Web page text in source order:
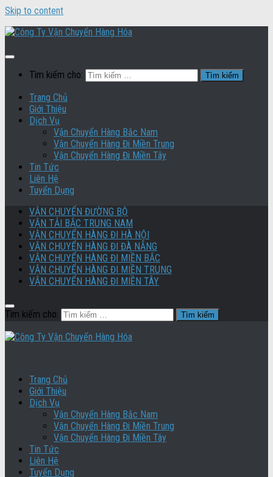
Skip to content
Tìm kiếm cho:
Trang Chủ
Giới Thiệu
Dịch Vụ
Vận Chuyển Hàng Bắc Nam
Vận Chuyển Hàng Đi Miền Trung
Vận Chuyển Hàng Đi Miền Tây
Tin Tức
Liên Hệ
Tuyển Dụng
VẬN CHUYỂN ĐƯỜNG BỘ
VẬN TẢI BẮC TRUNG NAM
VẬN CHUYỂN HÀNG ĐI HÀ NỘI
VẬN CHUYỂN HÀNG ĐI ĐÀ NẴNG
VẬN CHUYỂN HÀNG ĐI MIỀN BẮC
VẬN CHUYỂN HÀNG ĐI MIỀN TRUNG
VẬN CHUYỂN HÀNG ĐI MIỀN TÂY
Tìm kiếm cho:
Trang Chủ
Giới Thiệu
Dịch Vụ
Vận Chuyển Hàng Bắc Nam
Vận Chuyển Hàng Đi Miền Trung
Vận Chuyển Hàng Đi Miền Tây
Tin Tức
Liên Hệ
Tuyển Dụng